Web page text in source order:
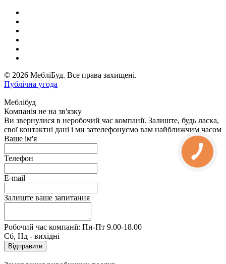
© 2026 МебліБуд. Все права захищені.
Публічна угода
Меблібуд
Компанія не на зв'язку
Ви звернулися в неробочий час компанії. Залиште, будь ласка,
свої контактні дані і ми зателефонуємо вам найближчим часом
Ваше ім'я
Телефон
E-mail
Залиште ваше запитання
Робочий час компанії: Пн-Пт 9.00-18.00
Сб, Нд - вихідні